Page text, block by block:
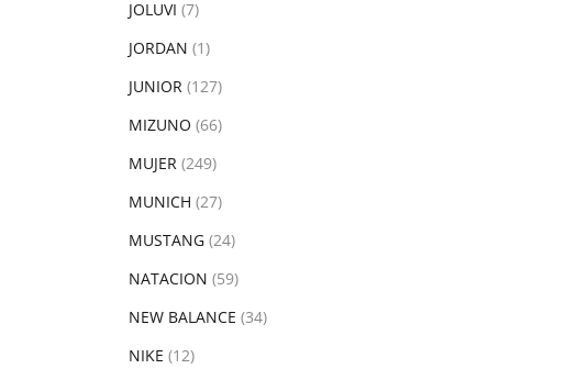
JOLUVI (7)
JORDAN (1)
JUNIOR (127)
MIZUNO (66)
MUJER (249)
MUNICH (27)
MUSTANG (24)
NATACION (59)
NEW BALANCE (34)
NIKE (12)